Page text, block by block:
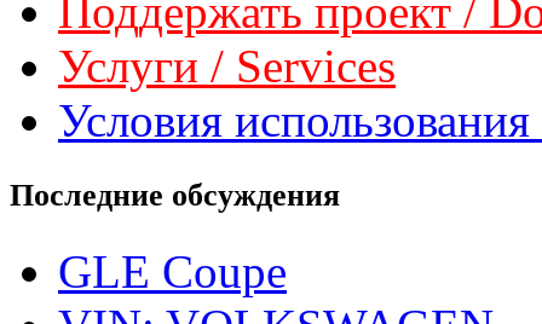
Поддержать проект /
Услуги / Services
Условия
Последние обсуждения
GLE Coupe